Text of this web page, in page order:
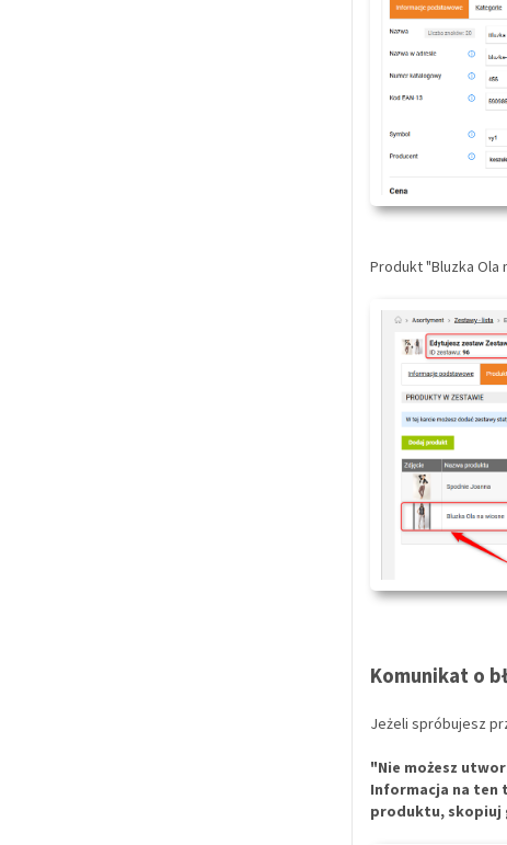
Produkt "Bluzka Ola
Komunikat o
Jeżeli spróbujesz
"Nie możesz
Informacja na ten
produktu, skopiuj